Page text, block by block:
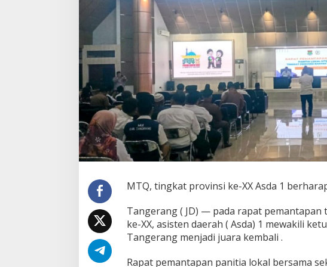
o
n
e
e
,
e
m
k
a
T
MTQ, tingkat provinsi ke-XX Asda 1
Tangerang ( JD) — pada rapat
ke-XX, asisten daerah ( Asda) 1 mewakili
Tangerang menjadi juara kembali .
Rapat pemantapan panitia lokal bersama